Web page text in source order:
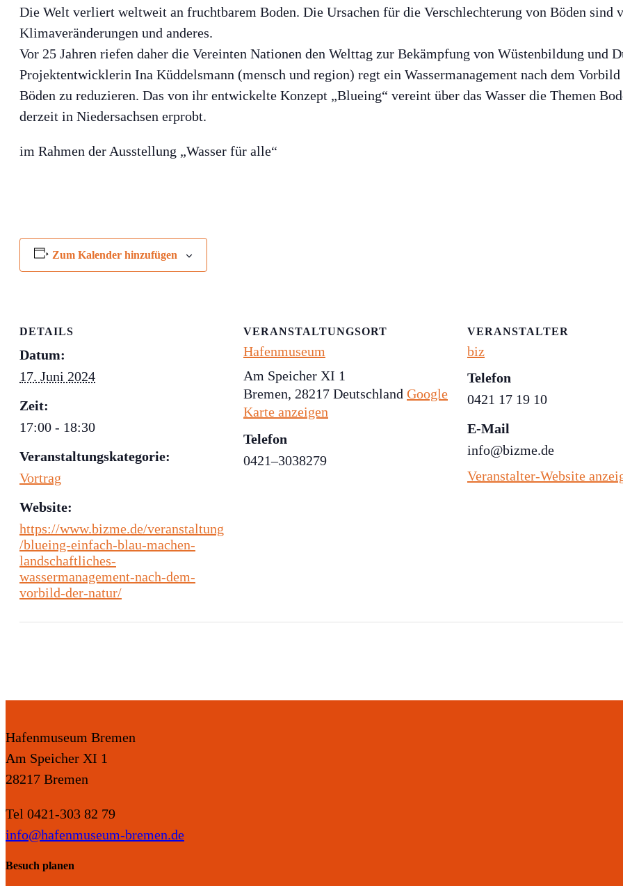
Die Welt verliert weltweit an fruchtbarem Boden. Die Ursachen für die Verschlechterung von Böden
Klimaveränderungen und anderes.
Vor 25 Jahren riefen daher die Vereinten Nationen den Welttag zur Bekämpfung von Wüstenbildung und
Projektentwicklerin Ina Küddelsmann (mensch und region) regt ein Wassermanagement nach dem
Böden zu reduzieren. Das von ihr entwickelte Konzept „Blueing“ vereint über das Wasser die Themen
derzeit in Niedersachsen erprobt.
im Rahmen der Ausstellung „Wasser für alle“
Zum Kalender hinzufügen
DETAILS
Datum:
17. Juni 2024
Zeit:
17:00 - 18:30
Veranstaltungskategorie:
Vortrag
Website:
https://www.bizme.de/veranstaltung
/blueing-einfach-blau-machen-
landschaftliches-
wassermanagement-nach-dem-
vorbild-der-natur/
VERANSTALTUNGSORT
Hafenmuseum
Am Speicher XI 1
Bremen, 28217 Deutschland Google
Karte anzeigen
Telefon
0421–3038279
VERANSTALTER
biz
Telefon
0421 17 19 10
E-Mail
info@bizme.de
Veranstalter-Website
Hafenmuseum Bremen
Am Speicher XI 1
28217 Bremen
Tel 0421-303 82 79
info@hafenmuseum-bremen.de
Besuch planen